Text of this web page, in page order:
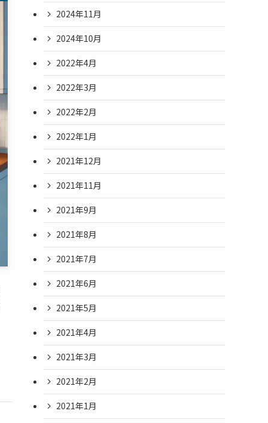
2024年11月
2024年10月
2022年4月
2022年3月
2022年2月
2022年1月
2021年12月
2021年11月
2021年9月
2021年8月
2021年7月
2021年6月
2021年5月
2021年4月
2021年3月
2021年2月
2021年1月